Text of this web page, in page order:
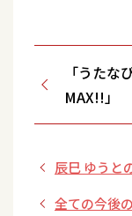
「うたな
MAX!!」
辰巳 ゆうと
全ての今後